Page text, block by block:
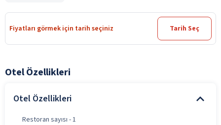
Fiyatları görmek için tarih seçiniz Tarih Seç
Otel Özellikleri
Otel Özellikleri
Restoran sayısı - 1